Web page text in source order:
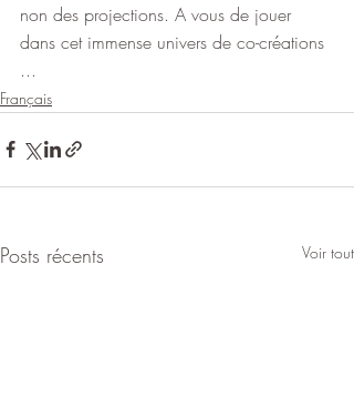
non des projections. A vous de jouer
dans cet immense univers de co-créations
...
Français
Posts récents Voir tout